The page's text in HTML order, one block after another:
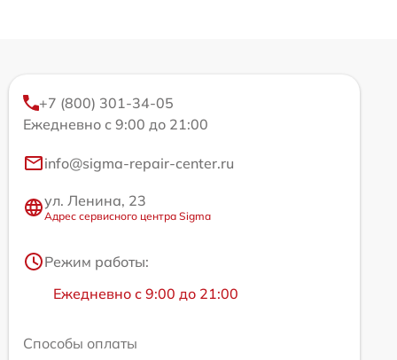
+7 (800) 301-34-05
Ежедневно с 9:00 до 21:00
info@sigma-repair-center.ru
ул. Ленина, 23
Адрес сервисного центра Sigma
Режим работы:
Ежедневно с 9:00 до 21:00
Способы оплаты